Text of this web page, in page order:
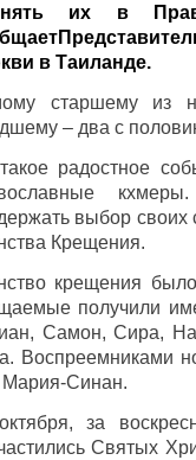
их в
в Таиланде.
старшему из
– два с
радостное
выбор своих
Крещения.
крещения
получили
Самон, Сира,
Воспреемниками
Мария-Синан.
за
Святых